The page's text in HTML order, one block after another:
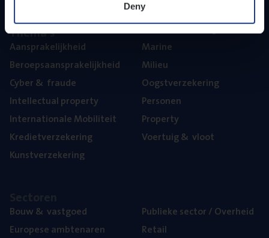
Deny
The­ma’s
Aan­spra­ke­lijk­heid
Beroeps­aan­spra­ke­lijk­heid
Cyber& fraude
Intel­lec­tu­al property
Inter­na­ti­o­na­le Mobiliteit
Kre­diet­ver­ze­ke­ring
Kunst­ver­ze­ke­ring
Mari­ne
Mili­eu
Oogst­ver­ze­ke­ring
Per­so­nen
Pro­per­ty
Voer­tuig& vloot
Bouw& vastgoed
Euro­pe­se ambtenaren
Publie­ke sec­tor / Overheid
Retail